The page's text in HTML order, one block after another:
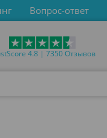
Вопрос-ответ
4.8 | 7350 Отзывов